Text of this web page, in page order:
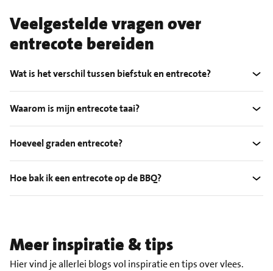
Veelgestelde vragen over
entrecote bereiden
Wat is het verschil tussen biefstuk en entrecote?
Waarom is mijn entrecote taai?
Hoeveel graden entrecote?
Hoe bak ik een entrecote op de BBQ?
Meer inspiratie & tips
Hier vind je allerlei blogs vol inspiratie en tips over vlees.